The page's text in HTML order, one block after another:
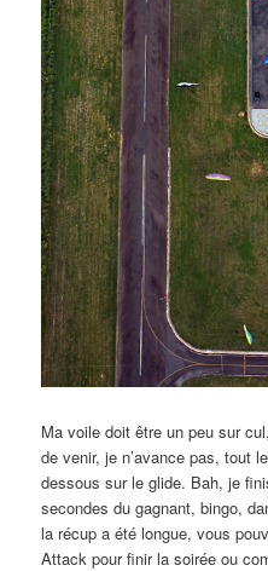
Ma voile doit être un peu sur
de venir, je n’avance pas, tout
dessous sur le glide. Bah, je
secondes du gagnant, bingo,
la récup a été longue, vous
Attack pour finir la soirée ou